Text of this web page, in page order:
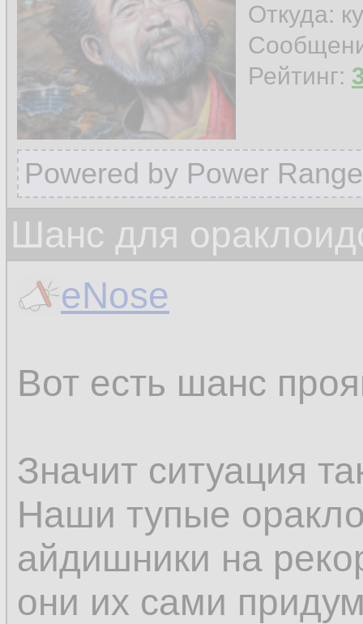
Откуда:
Рейтинг:
Powered by Power
Шанс для
eNose
Вот есть шанс
Значит ситуация
Наши тупые
айдишники на
они их сами